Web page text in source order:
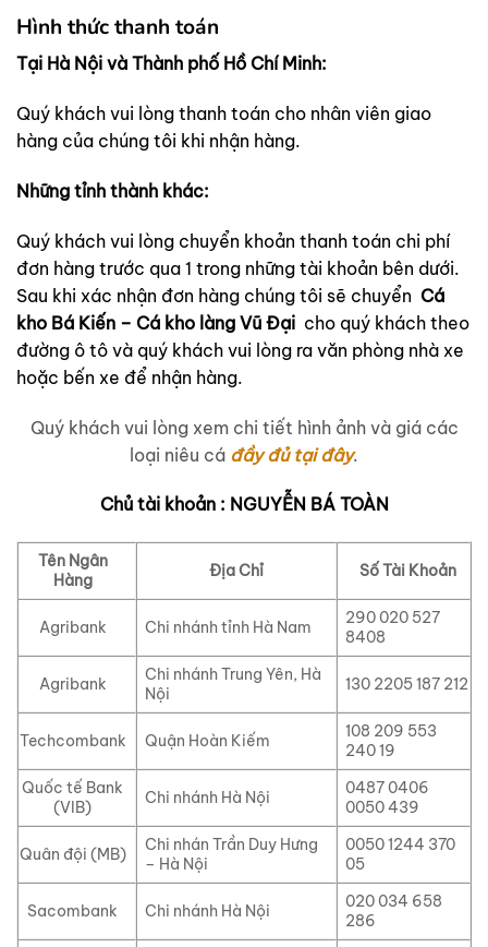
Hình thức thanh toán
Tại Hà Nội và Thành phố Hồ Chí Minh:
Quý khách vui lòng thanh toán cho nhân viên giao
hàng của chúng tôi khi nhận hàng.
Những tỉnh thành khác:
Quý khách vui lòng chuyển khoản thanh toán chi phí
đơn hàng trước qua 1 trong những tài khoản bên dưới.
Sau khi xác nhận đơn hàng chúng tôi sẽ chuyển Cá
kho Bá Kiến – Cá kho làng Vũ Đại cho quý khách theo
đường ô tô và quý khách vui lòng ra văn phòng nhà xe
hoặc bến xe để nhận hàng.
Quý khách vui lòng xem chi tiết hình ảnh và giá các
loại niêu cá đầy đủ tại đây.
Chủ tài khoản : NGUYỄN BÁ TOÀN
Tên Ngân
Hàng
Địa Chỉ Số Tài Khoản
Agribank Chi nhánh tỉnh Hà Nam
290 020 527
8408
Agribank
Chi nhánh Trung Yên, Hà
Nội
130 2205 187 212
Techcombank Quận Hoàn Kiếm
108 209 553
240 19
Quốc tế Bank
(VIB)
Chi nhánh Hà Nội
0487 0406
0050 439
Quân đội (MB)
Chi nhán Trần Duy Hưng
– Hà Nội
0050 1244 370
05
Sacombank Chi nhánh Hà Nội
020 034 658
286